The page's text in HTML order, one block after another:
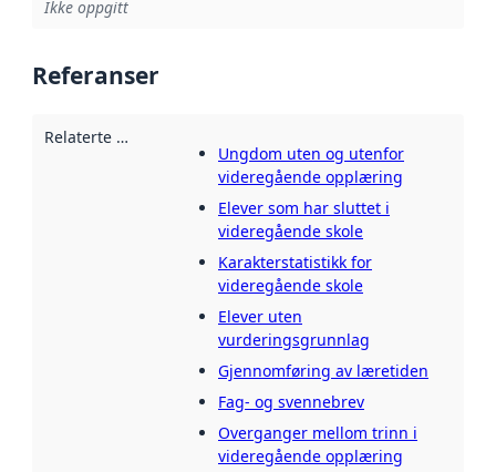
Ikke oppgitt
Referanser
Relaterte ressurser
Ungdom uten og utenfor
videregående opplæring
Elever som har sluttet i
videregående skole
Karakterstatistikk for
videregående skole
Elever uten
vurderingsgrunnlag
Gjennomføring av læretiden
Fag- og svennebrev
Overganger mellom trinn i
videregående opplæring